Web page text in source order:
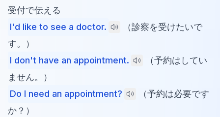
受付で伝える
I'd like to see a doctor.
（診察を受けたいで
す。）
I don't have an appointment.
（予約はしてい
ません。）
Do I need an appointment?
（予約は必要です
か？）